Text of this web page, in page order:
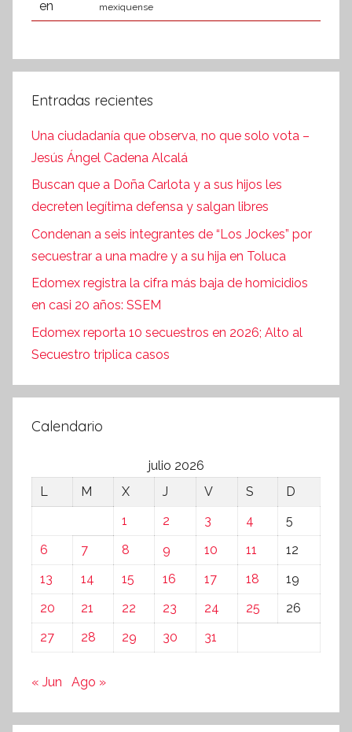
mexiquense
Entradas recientes
Una ciudadanía que observa, no que solo vota –
Jesús Ángel Cadena Alcalá
Buscan que a Doña Carlota y a sus hijos les
decreten legítima defensa y salgan libres
Condenan a seis integrantes de “Los Jockes” por
secuestrar a una madre y a su hija en Toluca
Edomex registra la cifra más baja de homicidios
en casi 20 años: SSEM
Edomex reporta 10 secuestros en 2026; Alto al
Secuestro triplica casos
Calendario
julio 2026
L
M X J V S
D
1
2 3 4
5
6
7 8 9 10 11
12
13
14 15 16 17 18
19
20
21 22 23 24 25
26
27
28 29 30 31
« Jun Ago »